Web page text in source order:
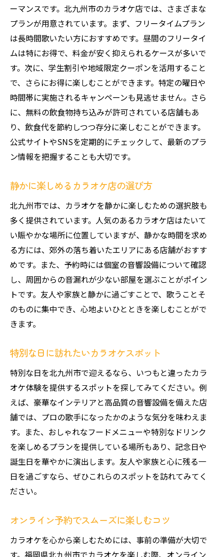
ーマンスです。北九州市のカラオケ店では、さまざまな
プランが用意されています。まず、フリータイムプラン
は長時間歌いたい方におすすめです。昼間のフリータイ
ムは特にお得で、料金が安く抑えられるケースが多いで
す。次に、学生割引や地域限定クーポンを活用すること
で、さらにお得に楽しむことができます。特定の曜日や
時間帯に実施されるキャンペーンも見逃せません。さら
に、無料の飲食物持ち込みが許可されている店舗もあ
り、飲食代を節約しつつ存分に楽しむことができます。
公式サイトやSNSを定期的にチェックして、最新のプラ
ン情報を把握することも大切です。
静かに楽しめるカラオケ店の選び方
北九州市では、カラオケを静かに楽しむための選択肢も
多く提供されています。人気のあるカラオケ店はたいて
い賑やかな場所に位置していますが、静かな時間を求め
る方には、郊外の落ち着いたエリアにある店舗がおすす
めです。また、予約時には個室の音響設備について確認
し、周囲からの音漏れが少ない部屋を選ぶことがポイン
トです。友人や家族と静かに過ごすことで、歌うことそ
のものに集中でき、心地よいひとときを楽しむことがで
きます。
特別な日に訪れたいカラオケスポット
特別な日を北九州市で迎えるなら、いつもと違ったカラ
オケ体験を提供するスポットを探してみてください。例
えば、豪華なインテリアと高品質の音響設備を備えた店
舗では、プロの歌手になったかのような気分を味わえま
す。また、おしゃれなフードメニューや特別なドリンク
を楽しめるプランを提供している場所もあり、記念日や
誕生日を華やかに演出します。友人や家族と心に残る一
日を過ごすなら、ぜひこれらのスポットを訪れてみてく
ださい。
オンライン予約でスムーズに楽しむコツ
カラオケを心から楽しむためには、事前の準備が大切で
す。福岡県北九州市でカラオケを楽しむ際、オンライン